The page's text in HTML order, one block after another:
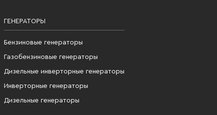
ГЕНЕРАТОРЫ
Бензиновые генераторы
Газобензиновые генераторы
Дизельные инверторные генераторы
Инверторные генераторы
Дизельные генераторы